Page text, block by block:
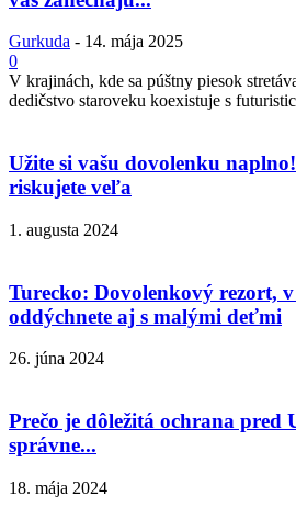
Gurkuda - 14. mája 2025
0
V krajinách, kde sa púštny piesok
dedičstvo staroveku koexistuje s
Užite si vašu dovolenku
riskujete veľa
1. augusta 2024
Turecko: Dovolenkový rezort,
oddýchnete aj s malými deťmi
26. júna 2024
Prečo je dôležitá ochrana pred
správne...
18. mája 2024